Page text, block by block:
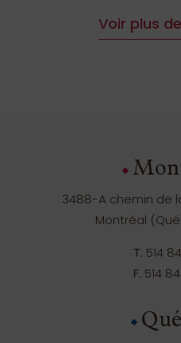
Voir plus
3488-A chemin de
Montréal
T. 514
F. 514